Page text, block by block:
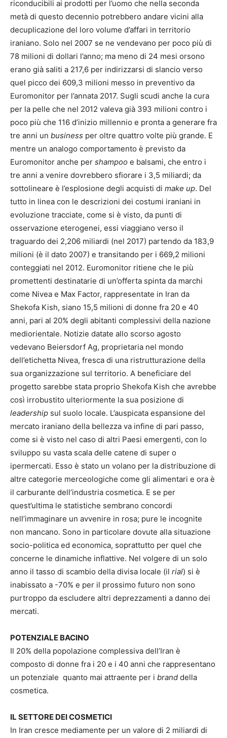
riconducibili ai prodotti per l’uomo che nella seconda
metà di questo decennio potrebbero andare vicini alla
decuplicazione del loro volume d’affari in territorio
iraniano. Solo nel 2007 se ne vendevano per poco più di
78 milioni di dollari l’anno; ma meno di 24 mesi orsono
erano già saliti a 217,6 per indirizzarsi di slancio verso
quel picco dei 609,3 milioni messo in preventivo da
Euromonitor per l’annata 2017. Sugli scudi anche la cura
per la pelle che nel 2012 valeva già 393 milioni contro i
poco più che 116 d’inizio millennio e pronta a generare fra
tre anni un business per oltre quattro volte più grande. E
mentre un analogo comportamento è previsto da
Euromonitor anche per shampoo e balsami, che entro i
tre anni a venire dovrebbero sfiorare i 3,5 miliardi; da
sottolineare è l’esplosione degli acquisti di make up. Del
tutto in linea con le descrizioni dei costumi iraniani in
evoluzione tracciate, come si è visto, da punti di
osservazione eterogenei, essi viaggiano verso il
traguardo dei 2,206 miliardi (nel 2017) partendo da 183,9
milioni (è il dato 2007) e transitando per i 669,2 milioni
conteggiati nel 2012. Euromonitor ritiene che le più
promettenti destinatarie di un’offerta spinta da marchi
come Nivea e Max Factor, rappresentate in Iran da
Shekofa Kish, siano 15,5 milioni di donne fra 20 e 40
anni, pari al 20% degli abitanti complessivi della nazione
mediorientale. Notizie datate allo scorso agosto
vedevano Beiersdorf Ag, proprietaria nel mondo
dell’etichetta Nivea, fresca di una ristrutturazione della
sua organizzazione sul territorio. A beneficiare del
progetto sarebbe stata proprio Shekofa Kish che avrebbe
così irrobustito ulteriormente la sua posizione di
leadership sul suolo locale. L’auspicata espansione del
mercato iraniano della bellezza va infine di pari passo,
come si è visto nel caso di altri Paesi emergenti, con lo
sviluppo su vasta scala delle catene di super o
ipermercati. Esso è stato un volano per la distribuzione di
altre categorie merceologiche come gli alimentari e ora è
il carburante dell’industria cosmetica. E se per
quest’ultima le statistiche sembrano concordi
nell’immaginare un avvenire in rosa; pure le incognite
non mancano. Sono in particolare dovute alla situazione
socio-politica ed economica, soprattutto per quel che
concerne le dinamiche inflattive. Nel volgere di un solo
anno il tasso di scambio della divisa locale (il rial) si è
inabissato a -70% e per il prossimo futuro non sono
purtroppo da escludere altri deprezzamenti a danno dei
mercati.
POTENZIALE BACINO
Il 20% della popolazione complessiva dell’Iran è
composto di donne fra i 20 e i 40 anni che rappresentano
un potenziale quanto mai attraente per i brand della
cosmetica.
IL SETTORE DEI COSMETICI
In Iran cresce mediamente per un valore di 2 miliardi di